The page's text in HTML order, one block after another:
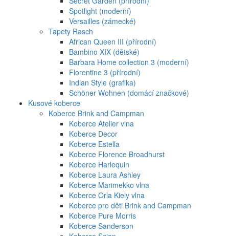
Spotlight (moderní)
Versailles (zámecké)
Tapety Rasch
African Queen III (přírodní)
Bambino XIX (dětské)
Barbara Home collection 3 (moderní)
Florentine 3 (přírodní)
Indian Style (grafika)
Schöner Wohnen (domácí značkové)
Kusové koberce
Koberce Brink and Campman
Koberce Atelier vlna
Koberce Decor
Koberce Estella
Koberce Florence Broadhurst
Koberce Harlequin
Koberce Laura Ashley
Koberce Marimekko vlna
Koberce Orla Kiely vlna
Koberce pro děti Brink and Campman
Koberce Pure Morris
Koberce Sanderson